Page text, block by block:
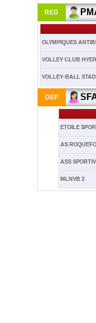
REG
OLYMPIQUES
VOLLEY CLUB
VOLLEY-BALL
DEP
ETOILE
AS
ASS
MLNVB 2